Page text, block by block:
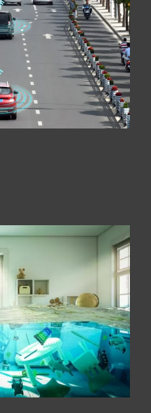
vial
en el hogar